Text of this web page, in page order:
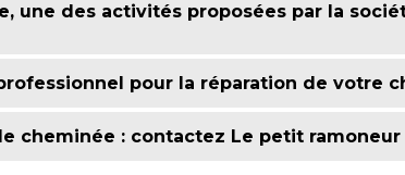
une des activités proposées par la
pour la réparation de votre
cheminée : contactez Le petit ramoneur